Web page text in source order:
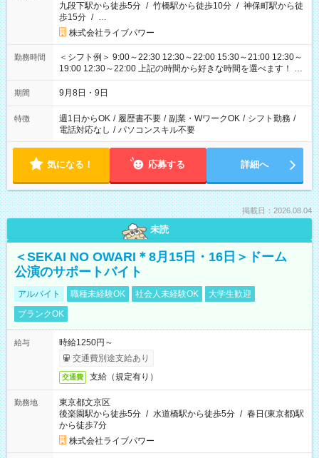
九段下駅から徒歩5分 / 竹橋駅から徒歩10分 / 神保町駅から徒
歩15分 / …
株式会社ライブパワー
勤務時間
＜シフト例＞ 9:00～22:30 12:30～22:00 15:30～21:00 12:30～
19:00 12:30～22:00 上記の時間から好きな時間を選べます！ ※
時間は変更となる可能性があります
期間 9月8日・9日
特徴 週1日からOK / 履歴書不要 / 副業・WワークOK / シフト勤務 /
電話対応なし / パソコンスキル不要
気になる！ 応募する 詳細へ
掲載日：2026.08.04
未読
＜SEKAI NO OWARI＊8月15日・16日＞ドーム
公演のサポートバイト
アルバイト 職種未経験OK 社会人未経験OK
大学生歓迎
ブランクOK
給与
時給1250円～
交通費別途支給あり
交通費 支給（規定有り）
勤務地
東京都文京区
後楽園駅から徒歩5分 / 水道橋駅から徒歩5分 / 春日(東京都)駅
から徒歩7分
株式会社ライブパワー